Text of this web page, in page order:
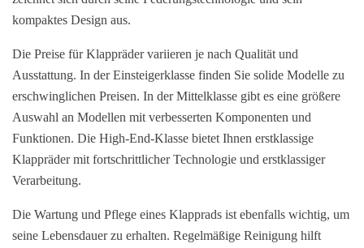
kompaktes Design aus.
Die Preise für Klappräder variieren je nach Qualität und
Ausstattung. In der Einsteigerklasse finden Sie solide Modelle zu
erschwinglichen Preisen. In der Mittelklasse gibt es eine größere
Auswahl an Modellen mit verbesserten Komponenten und
Funktionen. Die High-End-Klasse bietet Ihnen erstklassige
Klappräder mit fortschrittlicher Technologie und erstklassiger
Verarbeitung.
Die Wartung und Pflege eines Klapprads ist ebenfalls wichtig, um
seine Lebensdauer zu erhalten. Regelmäßige Reinigung hilft